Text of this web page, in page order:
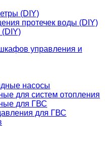
(DIY)
протечек воды (DIY)
(DIY)
управления и
насосы
для систем отопления
для ГВС
для ГВС